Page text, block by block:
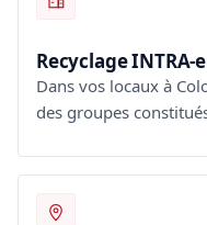
Recyclage
Dans vos locaux à
des groupes